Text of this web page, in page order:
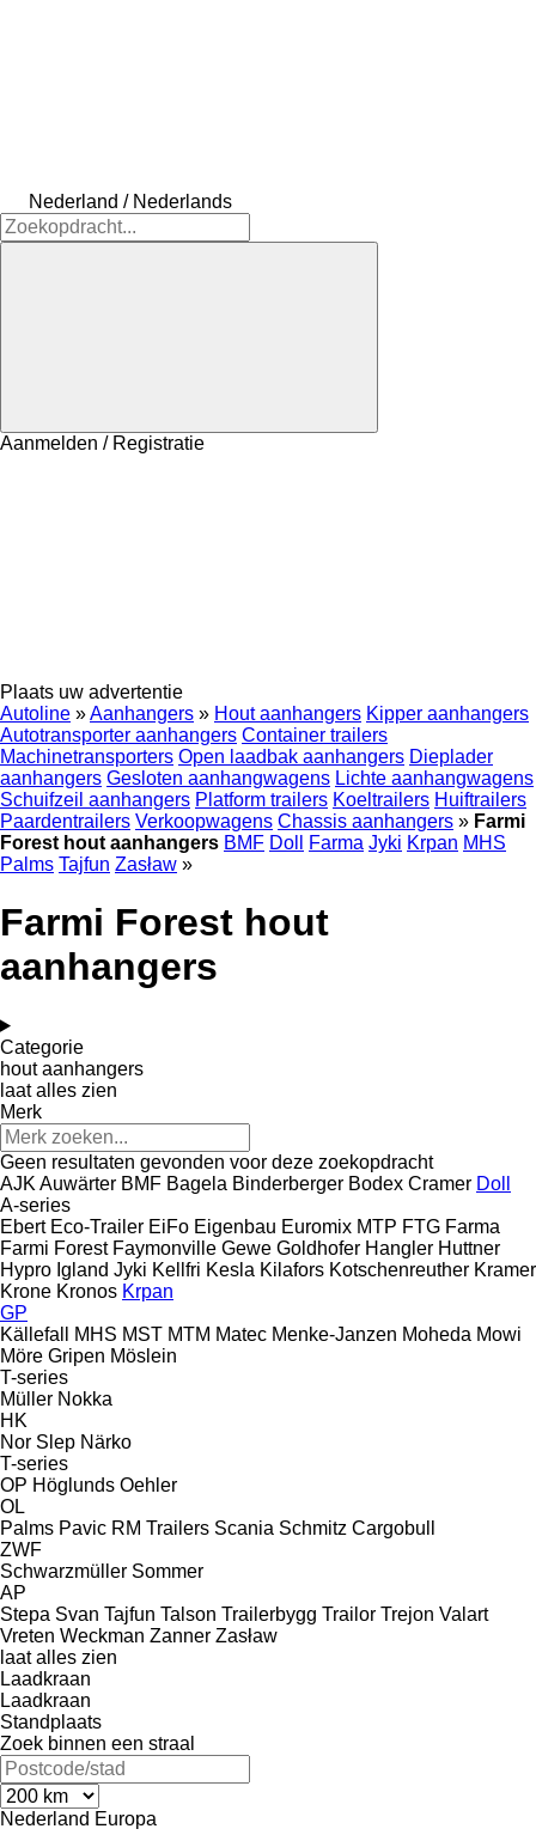
Nederland / Nederlands
Aanmelden / Registratie
Plaats uw advertentie
Autoline »Aanhangers » Hout aanhangers Kipper aanhangers
Autotransporter aanhangers Container trailers
Machinetransporters Open laadbak aanhangers Dieplader
aanhangers Gesloten aanhangwagens Lichte aanhangwagens
Schuifzeil aanhangers Platform trailers Koeltrailers Huiftrailers
Paardentrailers Verkoopwagens Chassis aanhangers » Farmi
Forest hout aanhangers BMF Doll Farma Jyki Krpan MHS
Palms Tajfun Zasław »
Farmi Forest hout
aanhangers
Categorie
hout aanhangers
laat alles zien
Merk
Geen resultaten gevonden voor deze zoekopdracht
AJK Auwärter BMF Bagela Binderberger Bodex Cramer Doll
A-series
Ebert Eco-Trailer EiFo Eigenbau Euromix MTP FTG Farma
Farmi Forest Faymonville Gewe Goldhofer Hangler Huttner
Hypro Igland Jyki Kellfri Kesla Kilafors Kotschenreuther Kramer
Krone Kronos Krpan
GP
Källefall
MHS MST MTM Matec Menke-Janzen Moheda Mowi
Möre Gripen Möslein
T-series
Müller Nokka
HK
Nor Slep Närko
T-series
OP Höglunds Oehler
OL
Palms Pavic RM Trailers Scania Schmitz Cargobull
ZWF
Schwarzmüller Sommer
AP
Stepa Svan Tajfun Talson Trailerbygg Trailor Trejon Valart
Vreten Weckman Zanner Zasław
laat alles zien
Laadkraan
Laadkraan
Standplaats
Zoek binnen een straal
Nederland Europa